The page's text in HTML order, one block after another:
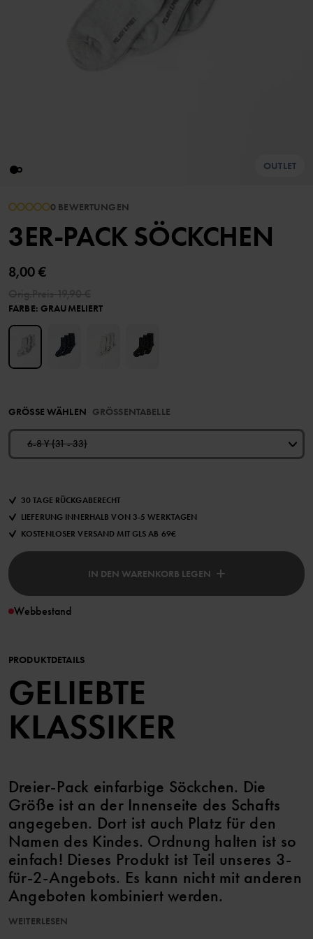
OUTLET
0 BEWERTUNGEN
3ER-PACK SÖCKCHEN
8,00 €
FARBE: GRAUMELIERT
GRÖSSE WÄHLEN GRÖSSENTABELLE
6-8 Y (31 - 33)
30 TAGE RÜCKGABERECHT
LIEFERUNG INNERHALB VON 3-5 WERKTAGEN
KOSTENLOSER VERSAND MIT GLS AB 69€
IN DEN WARENKORB LEGEN
Webbestand
PRODUKTDETAILS
GELIEBTE
KLASSIKER
Dreier-Pack einfarbige Söckchen. Die
Größe ist an der Innenseite des Schafts
angegeben. Dort ist auch Platz für den
Namen des Kindes. Ordnung halten ist so
einfach! Dieses Produkt ist Teil unseres 3-
für-2-Angebots. Es kann nicht mit anderen
Angeboten kombiniert werden.
WEITERLESEN